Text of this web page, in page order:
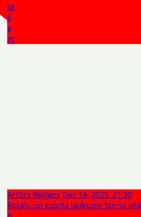
ta
ji
e
m
Artūrs Reiljans Dec 19, 2025, 21:30
Rotaļu un sporta laukums Stirnu ielā